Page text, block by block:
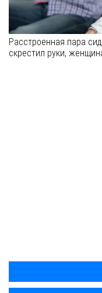
Расстроенная пара
скрестил руки,